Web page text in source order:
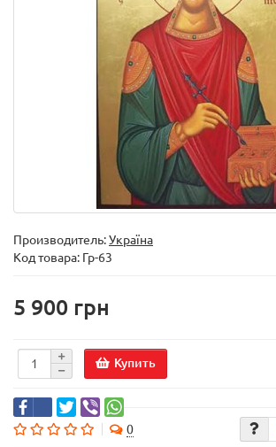
Производитель:Україна
Код товара: Гр-63
5 900 грн
Купить
0